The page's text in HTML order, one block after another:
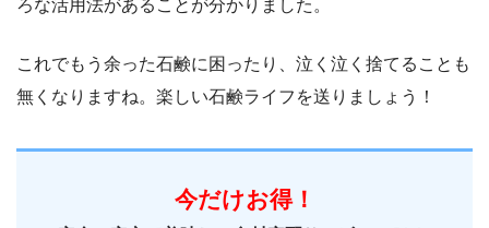
ろな活用法があることが分かりました。
これでもう余った石鹸に困ったり、泣く泣く捨てることも
無くなりますね。楽しい石鹸ライフを送りましょう！
今だけお得！